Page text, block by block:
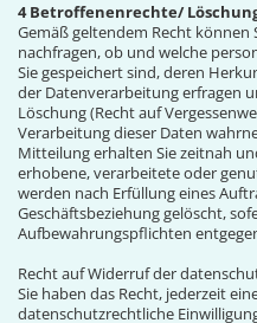
4 Betroffenenrechte/
Gemäß geltendem Recht können
nachfragen, ob und welche
Sie gespeichert sind, deren
der Datenverarbeitung erfragen
Löschung (Recht auf
Verarbeitung dieser Daten
Mitteilung erhalten Sie zeitnah
erhobene, verarbeitete oder
werden nach Erfüllung eines
Geschäftsbeziehung gelöscht,
Aufbewahrungspflichten
Recht auf Widerruf der
Sie haben das Recht, jederzeit
datenschutzrechtliche